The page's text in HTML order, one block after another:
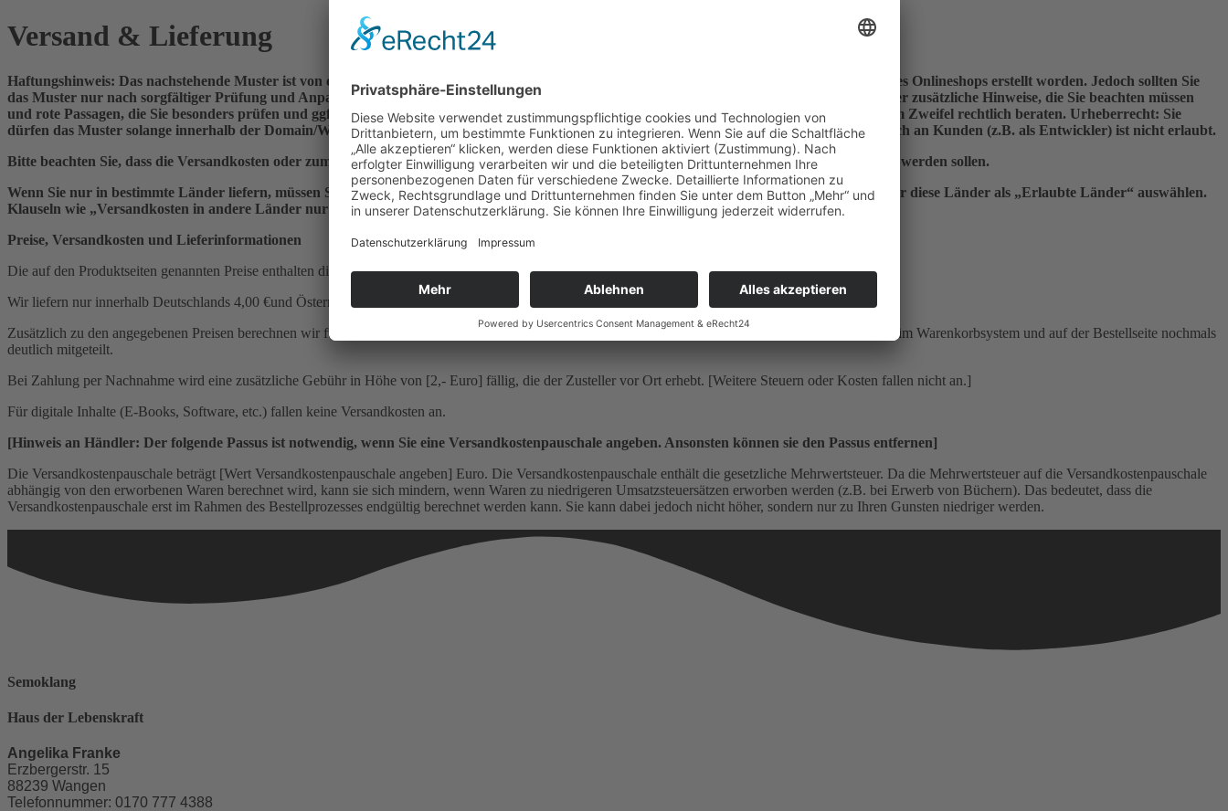
Versand & Lieferung
Haftungshinweis: Das nachstehende Muster ist von einem Rechtsanwalt ( https://drschwenke.de
) entsprechend den typischen Anforderungen eines Onlineshops erstellt worden. Jedoch sollten Sie
das Muster nur nach sorgfältiger Prüfung und Anpassung auf Ihr konkretes Geschäftsmodell verwenden. Das nachfolgende Muster enthält daher zusätzliche Hinweise, die Sie beachten müssen
und rote Passagen, die Sie besonders prüfen und ggf. anpassen müssen. Bitte entfernen Sie die Hinweise nach der Bearbeitung. Lassen Sie sich im Zweifel rechtlich beraten. Urheberrecht: Sie
dürfen das Muster solange innerhalb der Domain/Website nutzen, solange für diese auch Ihre Marketpress-Lizenz gilt. Weitergabe an Dritte, auch an Kunden (z.B. als Entwickler) ist nicht erlaubt.
Bitte beachten Sie, dass die Versandkosten oder zumindest die Berechnungsmethoden (z.B. nach Gewicht) für alle belieferten Länder angegeben werden sollen.
Wenn Sie nur in bestimmte Länder liefern, müssen Sie dies den Kunden mitteilen. Zudem sollten Sie in den Einstellungen von WooCommerce nur diese Länder als „Erlaubte Länder“ auswählen.
Klauseln wie „Versandkosten in andere Länder nur auf Anfrage“ sollten Sie nicht verwenden.
Preise, Versandkosten und Lieferinformationen
Die auf den Produktseiten genannten Preise enthalten die gesetzliche Mehrwertsteuer und sonstige Preisbestandteile.
Wir liefern nur innerhalb Deutschlands 4,00 €und Österreichs 5,50 €
Zusätzlich zu den angegebenen Preisen berechnen wir für die Lieferung innerhalb Deutschlands 4 € und Österreichs 5,50 €. Versandkosten werden Ihnen im Warenkorbsystem und auf der Bestellseite nochmals
deutlich mitgeteilt.
Bei Zahlung per Nachnahme wird eine zusätzliche Gebühr in Höhe von [2,- Euro] fällig, die der Zusteller vor Ort erhebt. [Weitere Steuern oder Kosten fallen nicht an.]
Für digitale Inhalte (E-Books, Software, etc.) fallen keine Versandkosten an.
[Hinweis an Händler: Der folgende Passus ist notwendig, wenn Sie eine Versandkostenpauschale angeben. Ansonsten können sie den Passus entfernen]
Die Versandkostenpauschale beträgt [Wert Versandkostenpauschale angeben] Euro. Die Versandkostenpauschale enthält die gesetzliche Mehrwertsteuer. Da die Mehrwertsteuer auf die Versandkostenpauschale
abhängig von den erworbenen Waren berechnet wird, kann sie sich mindern, wenn Waren zu niedrigeren Umsatzsteuersätzen erworben werden (z.B. bei Erwerb von Büchern). Das bedeutet, dass die
Versandkostenpauschale erst im Rahmen des Bestellprozesses endgültig berechnet werden kann. Sie kann dabei jedoch nicht höher, sondern nur zu Ihren Gunsten niedriger werden.
Semoklang
Haus der Lebenskraft
Angelika Franke
Erzbergerstr. 15
88239 Wangen
Telefonnummer: 0170 777 4388